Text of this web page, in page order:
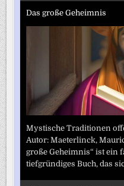
Das große Geheimnis
Mystische Traditionen
Autor: Maeterlinck,
große Geheimnis“ ist ein
tiefgründiges Buch, das